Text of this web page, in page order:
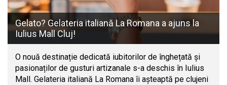
Gelato? Gelateria italiană La Romana a ajuns la
Iulius Mall Cluj!
O nouă destinație dedicată iubitorilor de înghețată și
pasionaților de gusturi artizanale s-a deschis în Iulius
Mall. Gelateria italiană La Romana îi așteaptă pe clujeni